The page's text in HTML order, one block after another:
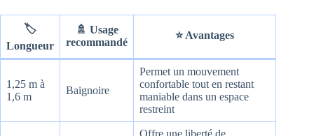
🏷️
Longueur
🚿 Usage
recommandé
⭐ Avantages
1,25 m à
1,6 m
Baignoire
Permet un mouvement
confortable tout en restant
maniable dans un espace
restreint
Offre une liberté de